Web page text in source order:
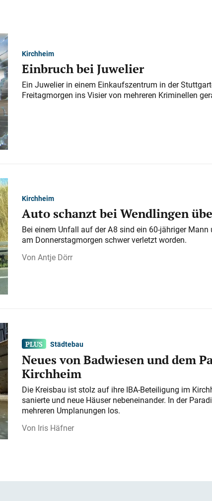
Kirchheim
Einbruch bei Juwelier
Ein Juwelier in einem Einkaufszentrum in der
Freitagmorgen ins Visier von mehreren Kriminellen
Kirchheim
Auto schanzt bei Wendlingen
Bei einem Unfall auf der A 8 sind ein 60-jähriger
am Donnerstagmorgen schwer verletzt worden.
Antje Dörr
Städtebau
Neues von Badwiesen und dem
Kirchheim
Die Kreisbau ist stolz auf ihre IBA-Beteiligung im
sanierte und neue Häuser nebeneinander. In der
mehreren Umplanungen los.
Iris Häfner